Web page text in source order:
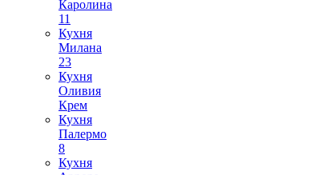
Каролина
11
Кухня
Милана
23
Кухня
Оливия
Крем
Кухня
Палермо
8
Кухня